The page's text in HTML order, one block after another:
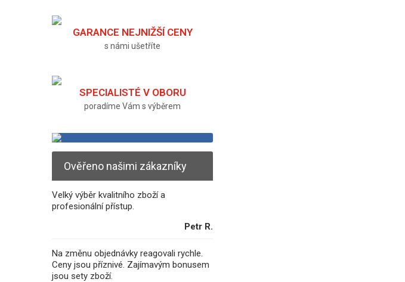
GARANCE NEJNIŽŠÍ CENY
s námi ušetříte
SPECIALISTÉ V OBORU
poradíme Vám s výběrem
Ověřeno našimi zákazníky
Velký výběr kvalitního zboží a
profesionální přístup.
Petr R.
Na změnu objednávky reagovali rychle.
Ceny jsou příznivé. Zajímavým bonusem
jsou sety zboží.